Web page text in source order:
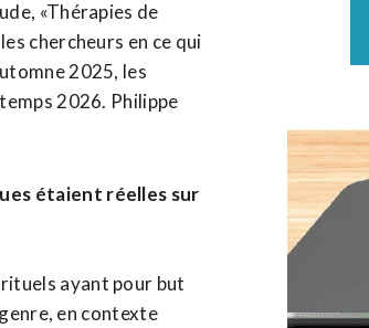
«Thérapies de
chercheurs en ce qui
2025, les
2026. Philippe
étaient réelles sur
ayant pour but
en contexte